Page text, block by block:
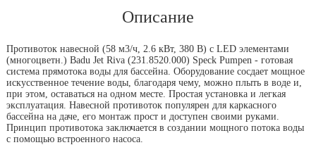
Описание
Противоток навесной (58 м3/ч, 2.6 кВт, 380 B) с LED элементами
(многоцветн.) Badu Jet Riva (231.8520.000) Speck Pumpen - готовая
система прямотока воды для бассейна. Оборудование сосдает мощное
искусственное течение воды, благодаря чему, можно плыть в воде и,
при этом, оставаться на одном месте. Простая установка и легкая
эксплуатация. Навесной противоток популярен для каркасного
бассейна на даче, его монтаж прост и доступен своими руками.
Принцип противотока заключается в создании мощного потока воды
с помощью встроенного насоса.